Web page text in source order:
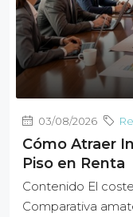
03/08/2026
Cómo Atraer
Piso en Renta
Contenido El
Comparativa